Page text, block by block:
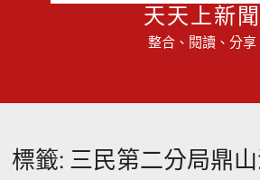
天天上新聞
整合、閱讀、分享
標籤: 三民第二分局鼎